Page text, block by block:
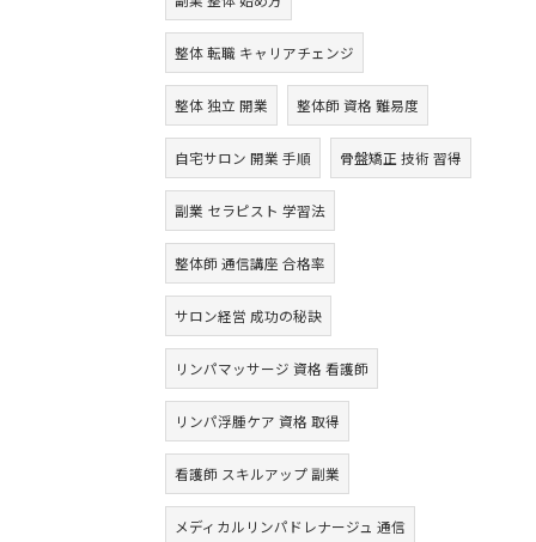
整体 転職 キャリアチェンジ
整体 独立 開業 整体師 資格 難易度
自宅サロン 開業 手順 骨盤矯正 技術 習得
副業 セラピスト 学習法
整体師 通信講座 合格率
サロン経営 成功の秘訣
リンパマッサージ 資格 看護師
リンパ浮腫ケア 資格 取得
看護師 スキルアップ 副業
メディカルリンパドレナージュ 通信